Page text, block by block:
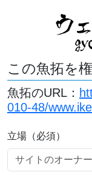
この魚拓を
魚拓のURL：
010-48/
立場（必須）